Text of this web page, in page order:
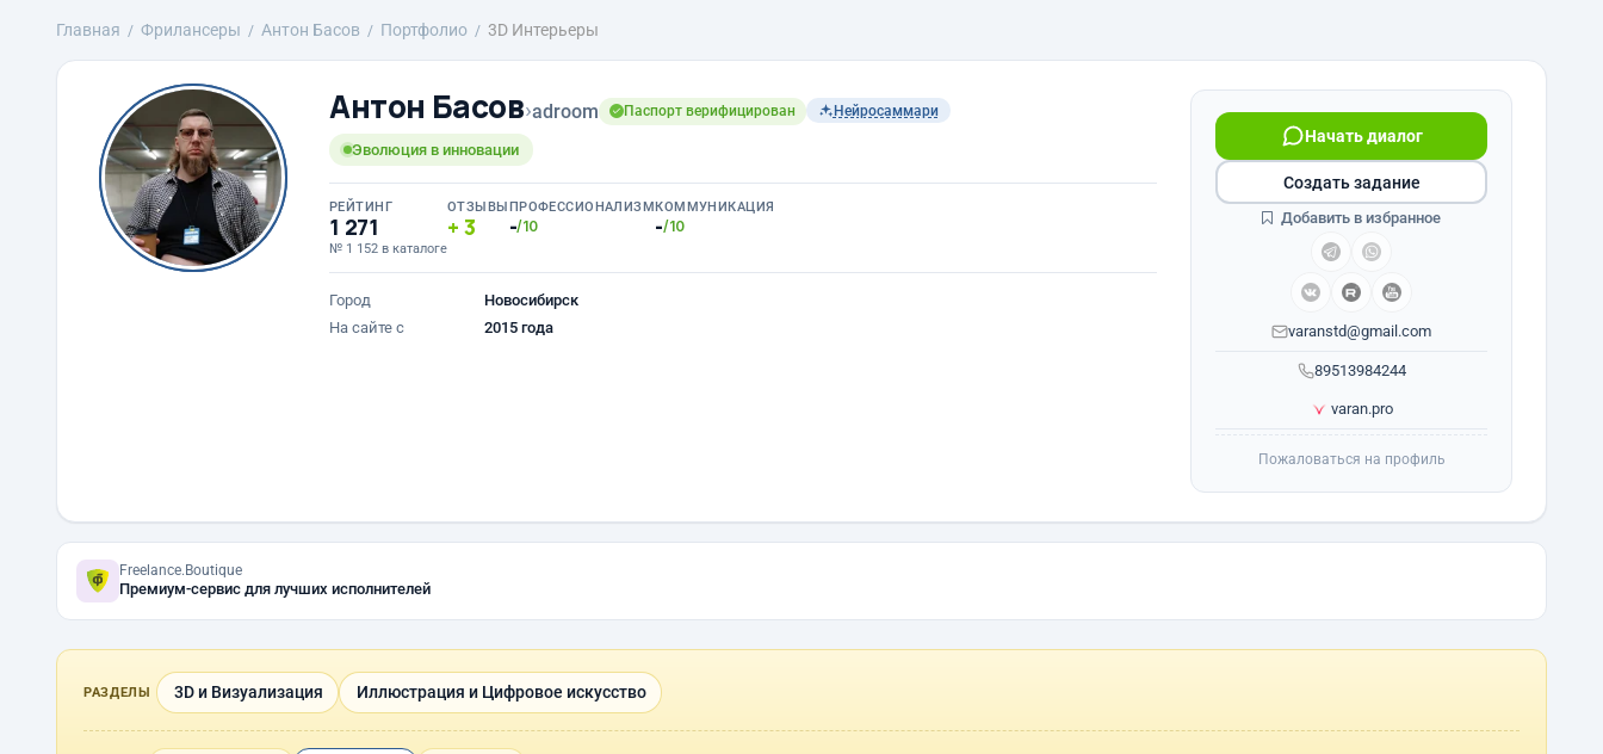
Главная Фрилансеры Антон Басов Портфолио 3D Интерьеры
Антон Басов›adroom Паспорт верифицирован Нейросаммари
Эволюция в инновации
РЕЙТИНГ
1 271
№ 1 152 в каталоге
ОТЗЫВЫ
3
ПРОФЕССИОНАЛИЗМ
-/10
КОММУНИКАЦИЯ
-/10
Город
Новосибирск
На сайте с
2015 года
89513984244
Начать диалог
varanstd@gmail.com
varan.pro
Создать задание
Добавить в избранное
Пожаловаться на профиль
Freelance.Boutique
Премиум-сервис для лучших исполнителей
РАЗДЕЛЫ 3D и Визуализация Иллюстрация и Цифровое искусство